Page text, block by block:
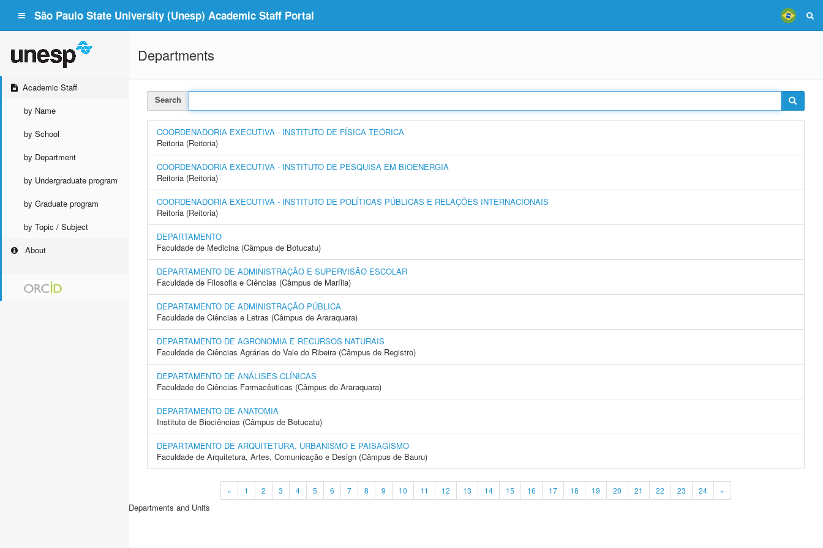
São Paulo State University (Unesp) Academic Staff Portal
Academic Staff
by Name
by School
by Department
by Undergraduate program
by Graduate program
by Topic / Subject
About
Departments
Search
COORDENADORIA EXECUTIVA - INSTITUTO DE FÍSICA TEÓRICA
Reitoria (Reitoria)
COORDENADORIA EXECUTIVA - INSTITUTO DE PESQUISA EM BIOENERGIA
Reitoria (Reitoria)
COORDENADORIA EXECUTIVA - INSTITUTO DE POLÍTICAS PÚBLICAS E RELAÇÕES INTERNACIONAIS
Reitoria (Reitoria)
DEPARTAMENTO
Faculdade de Medicina (Câmpus de Botucatu)
DEPARTAMENTO DE ADMINISTRAÇÃO E SUPERVISÃO ESCOLAR
Faculdade de Filosofia e Ciências (Câmpus de Marília)
DEPARTAMENTO DE ADMINISTRAÇÃO PÚBLICA
Faculdade de Ciências e Letras (Câmpus de Araraquara)
DEPARTAMENTO DE AGRONOMIA E RECURSOS NATURAIS
Faculdade de Ciências Agrárias do Vale do Ribeira (Câmpus de Registro)
DEPARTAMENTO DE ANÁLISES CLÍNICAS
Faculdade de Ciências Farmacêuticas (Câmpus de Araraquara)
DEPARTAMENTO DE ANATOMIA
Instituto de Biociências (Câmpus de Botucatu)
DEPARTAMENTO DE ARQUITETURA, URBANISMO E PAISAGISMO
Faculdade de Arquitetura, Artes, Comunicação e Design (Câmpus de Bauru)
« 1 2 3 4 5 6 7 8 9 10 11 12 13 14 15 16 17 18 19 20 21 22 23 24 »
Departments and Units